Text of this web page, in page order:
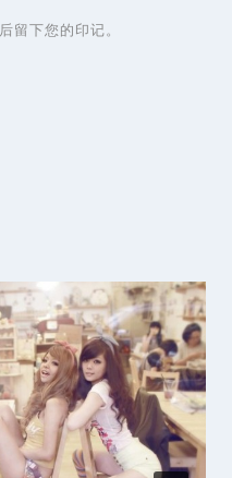
后留下您的印记。